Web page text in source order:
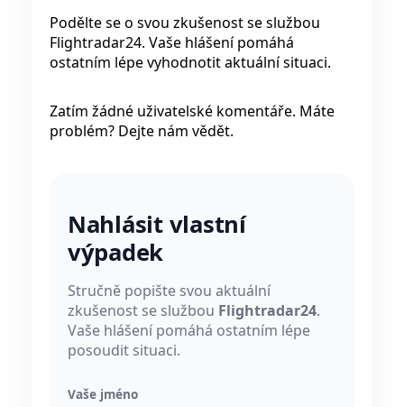
Podělte se o svou zkušenost se službou
Flightradar24. Vaše hlášení pomáhá
ostatním lépe vyhodnotit aktuální situaci.
Zatím žádné uživatelské komentáře. Máte
problém? Dejte nám vědět.
Nahlásit vlastní
výpadek
Stručně popište svou aktuální
zkušenost se službou Flightradar24.
Vaše hlášení pomáhá ostatním lépe
posoudit situaci.
Vaše jméno